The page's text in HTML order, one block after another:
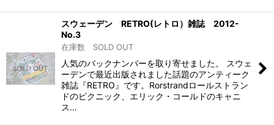
スウェーデン RETRO(レトロ）雑誌 2012-
No.3
在庫数 SOLD OUT
人気のバックナンバーを取り寄せました。 スウェ
ーデンで最近出版されました話題のアンティーク
雑誌『RETRO』です。Rorstrandロールストラン
ドのピクニック、エリック・コールドのキャニ
ス…